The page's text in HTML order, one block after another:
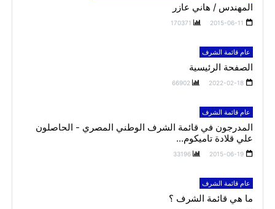
المهندس / هاني عازر
2015-06-11
170371
عام قائمة الشرف
الصفحة الرئيسية
2022-02-18
66902
عام قائمة الشرف
المدرجون في قائمة الشرف الوطني المصري - الحاصلون
علي قلادة تاميكوم...
2015-06-19
33196
عام قائمة الشرف
ما هي قائمة الشرف ؟